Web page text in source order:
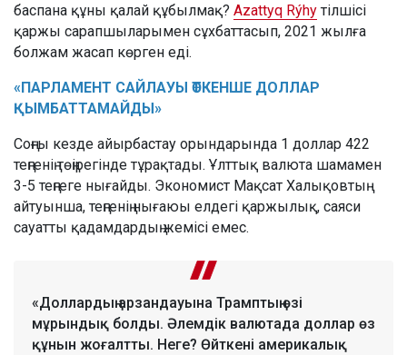
баспана құны қалай құбылмақ? Azattyq Rýhy тілшісі
қаржы сарапшыларымен сұхбаттасып, 2021 жылға
болжам жасап көрген еді.
«ПАРЛАМЕНТ САЙЛАУЫ ӨТКЕНШЕ ДОЛЛАР
ҚЫМБАТТАМАЙДЫ»
Соңғы кезде айырбастау орындарында 1 доллар 422
теңгенің төңірегінде тұрақтады. Ұлттық валюта шамамен
3-5 теңгеге нығайды. Экономист Мақсат Халықовтың
айтуынша, теңгенің нығаюы елдегі қаржылық, саяси
сауатты қадамдардың жемісі емес.
«Доллардың арзандауына Трамптың өзі
мұрындық болды. Әлемдік валютада доллар өз
құнын жоғалтты. Неге? Өйткені америкалық